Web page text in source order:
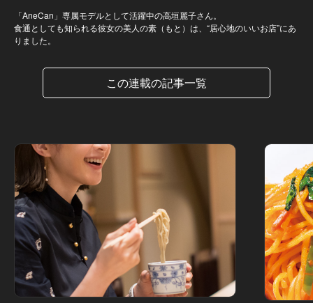
「AneCan」専属モデルとして活躍中の高垣麗子さん。
食通としても知られる彼女の美人の素（もと）は、“居心地のいいお店”にあ
りました。
この連載の記事一覧